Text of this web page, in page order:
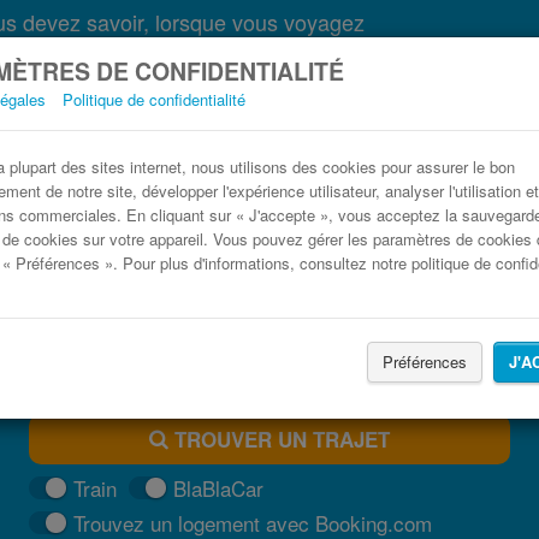
DE CONFIDENTIALITÉ
Politique de confidentialité
plupart des sites internet, nous utilisons des cookies pour assurer le bon
de notre site, développer l'expérience utilisateur, analyser l'utilisation
commerciales. En cliquant sur « J'accepte », vous acceptez la
cookies sur votre appareil. Vous pouvez gérer les paramètres de cookies
Préférences ». Pour plus d'informations, consultez notre politique de
Préférences
devez savoir, lorsque vous voyagez
Bus Bordeaux Mojácar pas cher
Trouvez votre billet de bus moins cher
TROUVER UN TRAJET
Train
BlaBlaCar
Trouvez un logement avec Booking.com